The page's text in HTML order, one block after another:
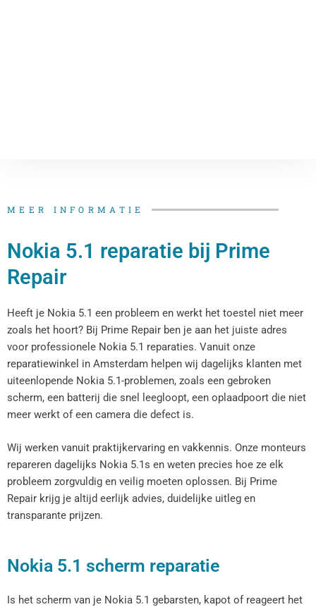
MEER INFORMATIE
Nokia 5.1 reparatie bij Prime
Repair
Heeft je Nokia 5.1 een probleem en werkt het toestel niet meer
zoals het hoort? Bij Prime Repair ben je aan het juiste adres
voor professionele Nokia 5.1 reparaties. Vanuit onze
reparatiewinkel in Amsterdam helpen wij dagelijks klanten met
uiteenlopende Nokia 5.1-problemen, zoals een gebroken
scherm, een batterij die snel leegloopt, een oplaadpoort die niet
meer werkt of een camera die defect is.
Wij werken vanuit praktijkervaring en vakkennis. Onze monteurs
repareren dagelijks Nokia 5.1s en weten precies hoe ze elk
probleem zorgvuldig en veilig moeten oplossen. Bij Prime
Repair krijg je altijd eerlijk advies, duidelijke uitleg en
transparante prijzen.
Nokia 5.1 scherm reparatie
Is het scherm van je Nokia 5.1 gebarsten, kapot of reageert het